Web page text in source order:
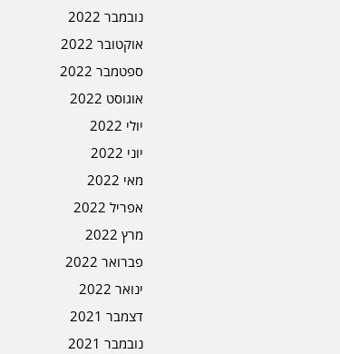
נובמבר 2022
אוקטובר 2022
ספטמבר 2022
אוגוסט 2022
יולי 2022
יוני 2022
מאי 2022
אפריל 2022
מרץ 2022
פברואר 2022
ינואר 2022
דצמבר 2021
נובמבר 2021